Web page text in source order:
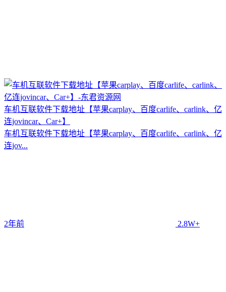
车机互联软件下载地址【苹果carplay、百度carlife、carlink、亿
连jovincar、Car+】
车机互联软件下载地址【苹果carplay、百度carlife、carlink、亿
连jov...
2年前 2.8W+